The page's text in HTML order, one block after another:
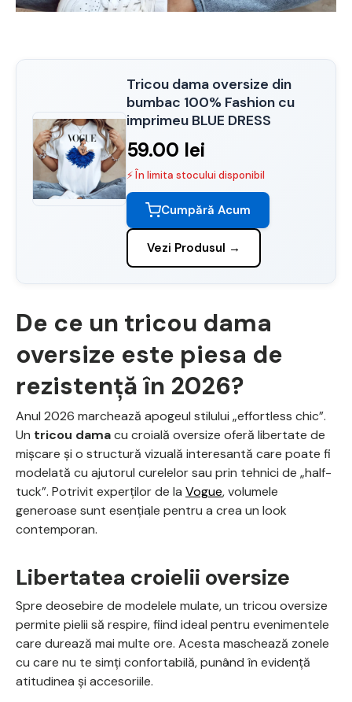
Tricou dama oversize din
bumbac 100% Fashion cu
imprimeu BLUE DRESS
59.00 lei
⚡ În limita stocului disponibil
Cumpără Acum
Vezi Produsul →
De ce un tricou dama
oversize este piesa de
rezistență în 2026?
Anul 2026 marchează apogeul stilului „effortless chic”.
Un tricou damacu croială oversize oferă libertate de
mișcare și o structură vizuală interesantă care poate fi
modelată cu ajutorul curelelor sau prin tehnici de „half-
tuck”. Potrivit experților de la Vogue, volumele
generoase sunt esențiale pentru a crea un look
contemporan.
Libertatea croielii oversize
Spre deosebire de modelele mulate, un tricou oversize
permite pielii să respire, fiind ideal pentru evenimentele
care durează mai multe ore. Acesta maschează zonele
cu care nu te simți confortabilă, punând în evidență
atitudinea și accesoriile.